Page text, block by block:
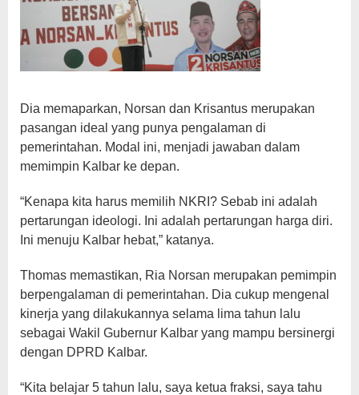
Dia memaparkan, Norsan dan Krisantus merupakan
pasangan ideal yang punya pengalaman di
pemerintahan. Modal ini, menjadi jawaban dalam
memimpin Kalbar ke depan.
“Kenapa kita harus memilih NKRI? Sebab ini adalah
pertarungan ideologi. Ini adalah pertarungan harga diri.
Ini menuju Kalbar hebat,” katanya.
Thomas memastikan, Ria Norsan merupakan pemimpin
berpengalaman di pemerintahan. Dia cukup mengenal
kinerja yang dilakukannya selama lima tahun lalu
sebagai Wakil Gubernur Kalbar yang mampu bersinergi
dengan DPRD Kalbar.
“Kita belajar 5 tahun lalu, saya ketua fraksi, saya tahu